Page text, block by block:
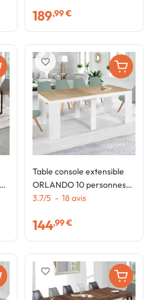
189,99 €
Table console extensible
ORLANDO 10 personnes
235 cm bois blanc et façon
3.7/5 - 18 avis
144,99 €
favorite_border
favorite_border